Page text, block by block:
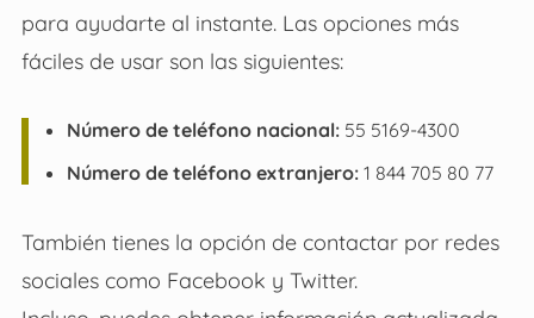
para ayudarte al instante. Las opciones más
fáciles de usar son las siguientes:
Número de teléfono nacional:55 5169-4300
Número de teléfono extranjero:1 844 705 80 77
También tienes la opción de contactar por redes
sociales como Facebook y Twitter.